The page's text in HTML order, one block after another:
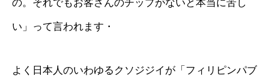
の。それでもお客さんのチップがないと本当に苦し
い」って言われます・
よく日本人のいわゆるクソジジイが「フィリピンパブ